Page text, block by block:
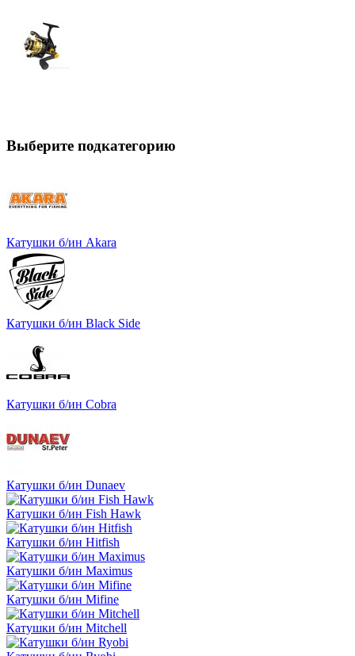
Выберите подкатегорию
Катушки б/ин Akara
Катушки б/ин Black Side
Катушки б/ин Cobra
Катушки б/ин Dunaev
Катушки б/ин Fish Hawk
Катушки б/ин Hitfish
Катушки б/ин Maximus
Катушки б/ин Mifine
Катушки б/ин Mitchell